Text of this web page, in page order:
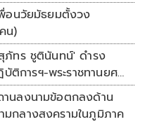
อนวัยมัธยมตั้งวง
น)
ภัทร ชูตินันทน์' ดำรง
ติการฯ-พระราชทานยศ
านลงนามข้อตกลงด้าน
มกลางสงครามในภูมิภาค